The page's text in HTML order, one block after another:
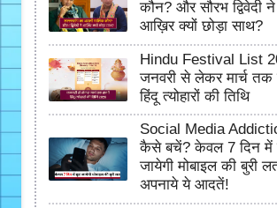
कौन? और सौरभ द्विवेदी ने
आख़िर क्यों छोड़ा साथ?
Hindu Festival List
जनवरी से लेकर मार्च तक
हिंदू त्योहारों की तिथि
Social Media
कैसे बचें? केवल 7 दिन में
जायेगी मोबाइल की बुरी
अपनाये ये आदतें!